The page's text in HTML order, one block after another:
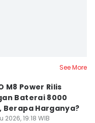
See More
M8 Power Rilis
Baterai 8000
Berapa Harganya?
2026, 19:18 WIB